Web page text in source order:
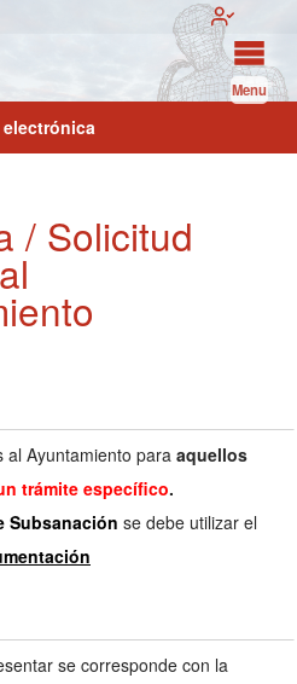
Menu
electrónica
/ Solicitud
al Ayuntamiento para aquellos
trámite específico.
Subsanación se debe utilizar el
se corresponde con la